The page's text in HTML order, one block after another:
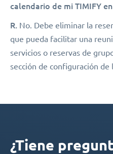
calendario de mi TIMIFY
R. No. Debe eliminar la
que pueda facilitar una
servicios o reservas de
sección de configuración de
¿Tiene